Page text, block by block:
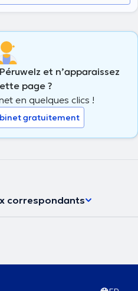
et n’apparaissez
page ?
en quelques clics !
gratuitement
correspondants